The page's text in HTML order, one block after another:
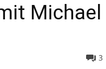
Michael
3